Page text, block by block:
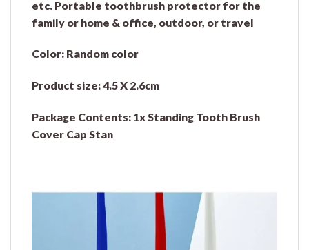
etc. Portable toothbrush protector for the
family or home & office, outdoor, or travel
Color: Random color
Product size: 4.5 X 2.6cm
Package Contents: 1x Standing Tooth Brush
Cover Cap Stan